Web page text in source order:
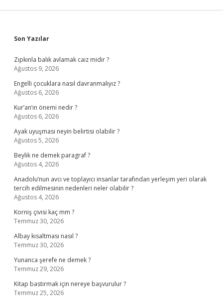
Sidebar
Son Yazılar
Zıpkınla balık avlamak caiz midir ?
Ağustos 9, 2026
Engelli çocuklara nasıl davranmalıyız ?
Ağustos 6, 2026
Kur’an’ın önemi nedir ?
Ağustos 6, 2026
Ayak uyuşması neyin belirtisi olabilir ?
Ağustos 5, 2026
Beylik ne demek paragraf ?
Ağustos 4, 2026
Anadolu’nun avcı ve toplayıcı insanlar tarafından yerleşim yeri olarak
tercih edilmesinin nedenleri neler olabilir ?
Ağustos 4, 2026
Korniş çivisi kaç mm ?
Temmuz 30, 2026
Albay kısaltması nasıl ?
Temmuz 30, 2026
Yunanca şerefe ne demek ?
Temmuz 29, 2026
Kitap bastırmak için nereye başvurulur ?
Temmuz 25, 2026